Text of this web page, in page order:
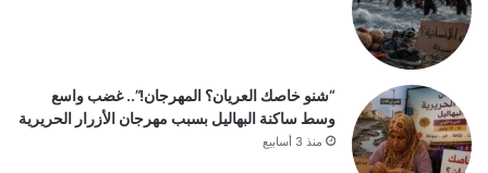
“شنو خاصك العريان؟ المهرجان!”.. غضب واسع
وسط ساكنة البهاليل بسبب مهرجان الأزرار الحريرية
منذ 3 أسابيع